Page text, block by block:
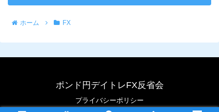
ホーム FX
ポンド円デイトレFX反省会
プライバシーポリシー